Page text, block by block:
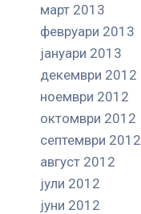
март 2013
февруари 2013
јануари 2013
декември 2012
ноември 2012
октомври 2012
септември 2012
август 2012
јули 2012
јуни 2012